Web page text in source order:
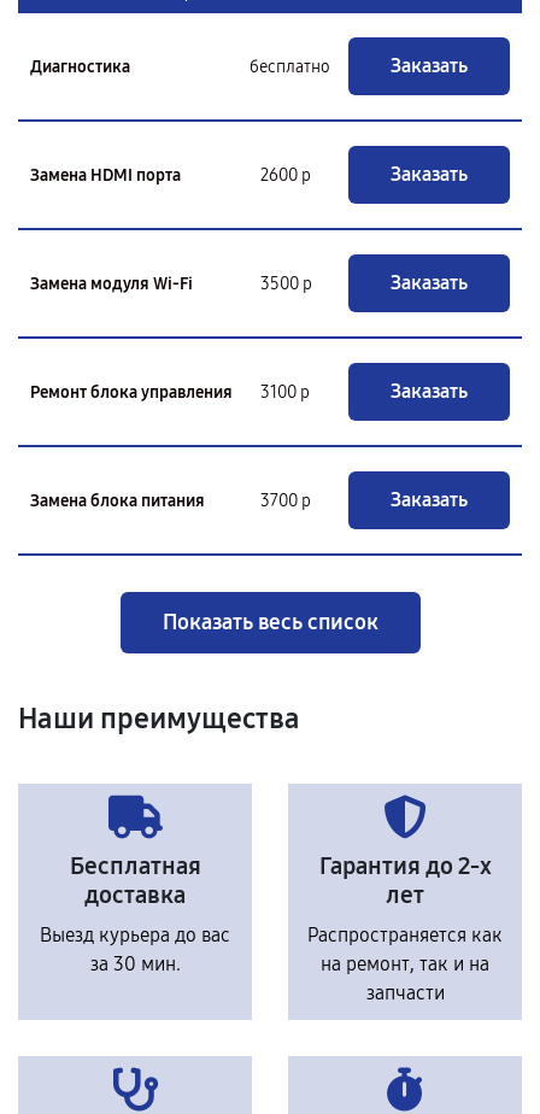
Диагностика бесплатно Заказать
Замена HDMI порта 2600 р Заказать
Замена модуля Wi-Fi 3500 р Заказать
Ремонт блока управления 3100 р Заказать
Замена блока питания 3700 р Заказать
Показать весь список
Наши преимущества
Бесплатная
доставка
Выезд курьера до вас
за 30 мин.
Гарантия до 2-х
лет
Распространяется как
на ремонт, так и на
запчасти